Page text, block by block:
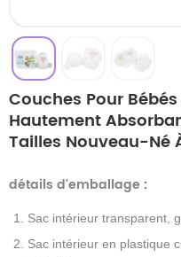
Couches Pour
Hautement
Tailles Nouveau-Né
détails d'emballage :
1. Sac intérieur transparent,
2. Sac intérieur en plastique